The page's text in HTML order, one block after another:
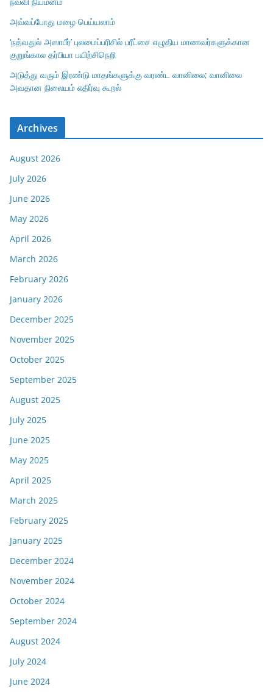
அவ்வப்போது மழை பெய்யலாம்
‘நத்வதுல் அஸாபீர்’ புலமைப்பரிசில் பரீட்சை எழுதிய மாணவர்களுக்கான
குறுங்கால தர்பியா பயிற்சிநெறி
அடுத்து வரும் இரண்டு மாதங்களுக்கு வரண்ட வானிலை; வானிலை
அவதான நிலையம் எதிர்வு கூறல்
Archives
August 2026
July 2026
June 2026
May 2026
April 2026
March 2026
February 2026
January 2026
December 2025
November 2025
October 2025
September 2025
August 2025
July 2025
June 2025
May 2025
April 2025
March 2025
February 2025
January 2025
December 2024
November 2024
October 2024
September 2024
August 2024
July 2024
June 2024